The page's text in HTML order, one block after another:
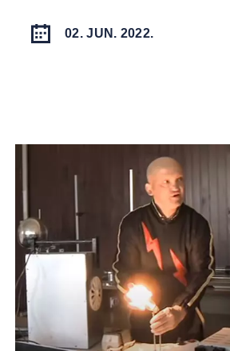
02. JUN. 2022.